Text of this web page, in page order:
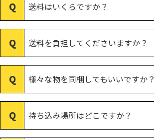
送料はいくらですか？
送料を負担してくださいますか？
様々な物を同梱してもいいですか？
持ち込み場所はどこですか？